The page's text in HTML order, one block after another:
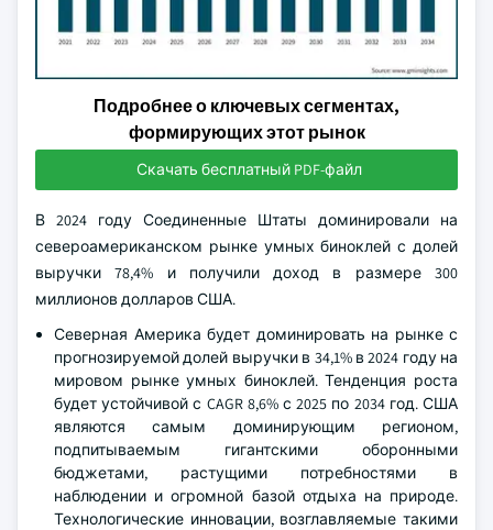
Подробнее о ключевых сегментах,
формирующих этот рынок
Скачать бесплатный PDF-файл
В 2024 году Соединенные Штаты доминировали на
североамериканском рынке умных биноклей с долей
выручки 78,4% и получили доход в размере 300
миллионов долларов США.
Северная Америка будет доминировать на рынке с
прогнозируемой долей выручки в 34,1% в 2024 году на
мировом рынке умных биноклей. Тенденция роста
будет устойчивой с CAGR 8,6% с 2025 по 2034 год. США
являются самым доминирующим регионом,
подпитываемым гигантскими оборонными
бюджетами, растущими потребностями в
наблюдении и огромной базой отдыха на природе.
Технологические инновации, возглавляемые такими